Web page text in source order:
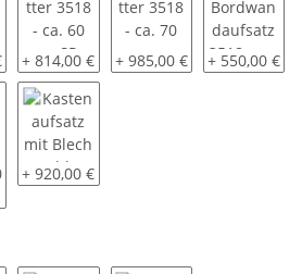
Laubgitter 3518 - ca. 60 cm SP-Line -
+ 814,00 € Laubgitter 3518 - ca. 70
+ 985,00 € ALU
+ 550,00 €
- ca. 40 cm - oben pendelnd -
3518 - ca. 70 cm - oben
Kastenaufsatz mit Blech geschlossen
+ 920,00 €